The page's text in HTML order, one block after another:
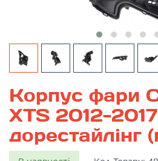
Корпус фари
XTS 2012-2017
дорестайлінг